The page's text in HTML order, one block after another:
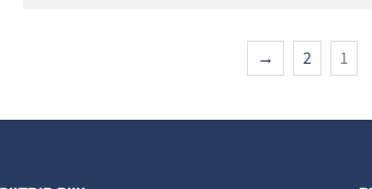
1
2
→